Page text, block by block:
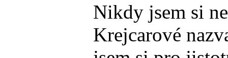
Nikdy jsem si
Krejcarové